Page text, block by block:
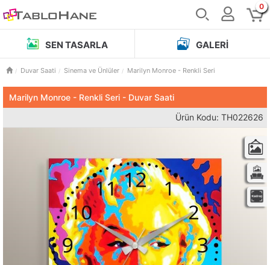
0
SEN TASARLA GALERI
Duvar Saati Sinema ve Ünlüler Marilyn Monroe - Renkli Seri
Marilyn Monroe - Renkli Seri - Duvar Saati
Ürün Kodu: TH022626